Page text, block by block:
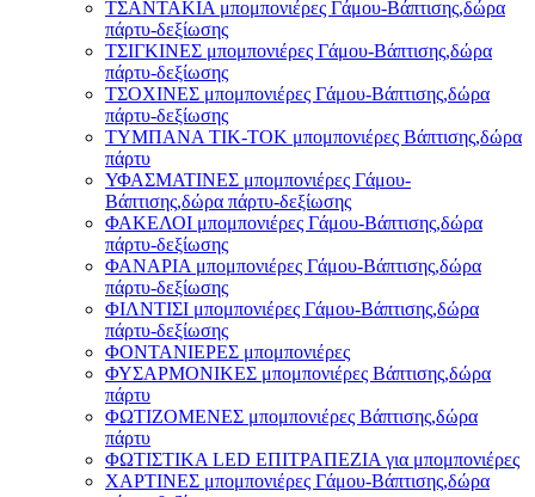
ΤΣΑΝΤΑΚΙΑ μπομπονιέρες Γάμου-Βάπτισης,δώρα
πάρτυ-δεξίωσης
ΤΣΙΓΚΙΝΕΣ μπομπονιέρες Γάμου-Βάπτισης,δώρα
πάρτυ-δεξίωσης
ΤΣΟΧΙΝΕΣ μπομπονιέρες Γάμου-Βάπτισης,δώρα
πάρτυ-δεξίωσης
ΤΥΜΠΑΝΑ ΤΙΚ-ΤΟΚ μπομπονιέρες Βάπτισης,δώρα
πάρτυ
ΥΦΑΣΜΑΤΙΝΕΣ μπομπονιέρες Γάμου-
Βάπτισης,δώρα πάρτυ-δεξίωσης
ΦΑΚΕΛΟΙ μπομπονιέρες Γάμου-Βάπτισης,δώρα
πάρτυ-δεξίωσης
ΦΑΝΑΡΙΑ μπομπονιέρες Γάμου-Βάπτισης,δώρα
πάρτυ-δεξίωσης
ΦΙΛΝΤΙΣΙ μπομπονιέρες Γάμου-Βάπτισης,δώρα
πάρτυ-δεξίωσης
ΦΟΝΤΑΝΙΕΡΕΣ μπομπονιέρες
ΦΥΣΑΡΜΟΝΙΚΕΣ μπομπονιέρες Βάπτισης,δώρα
πάρτυ
ΦΩΤΙΖΟΜΕΝΕΣ μπομπονιέρες Βάπτισης,δώρα
πάρτυ
ΦΩΤΙΣΤΙΚΑ LED ΕΠΙΤΡΑΠΕΖΙΑ για μπομπονιέρες
ΧΑΡΤΙΝΕΣ μπομπονιέρες Γάμου-Βάπτισης,δώρα